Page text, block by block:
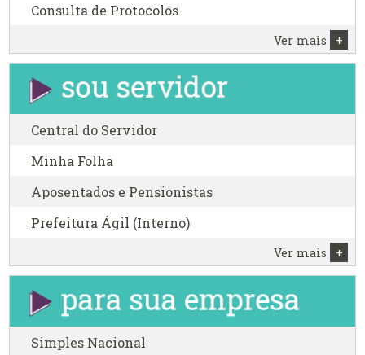
Consulta de Protocolos
Ver mais +
Central do Servidor
Minha Folha
Aposentados e Pensionistas
Prefeitura Ágil (Interno)
Ver mais +
Simples Nacional